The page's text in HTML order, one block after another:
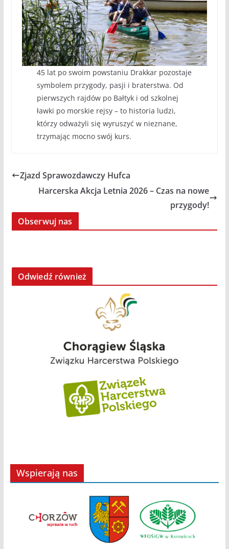
45 lat po swoim powstaniu Drakkar pozostaje
symbolem przygody, pasji i braterstwa. Od
pierwszych rajdów po Bałtyk i od szkolnej
ławki po morskie rejsy – to historia ludzi,
którzy odważyli się wyruszyć w nieznane,
trzymając mocno swój kurs.
Zjazd Sprawozdawczy Hufca
Harcerska Akcja Letnia 2026 – Czas na nowe
przygody!
Obserwuj nas
Odwiedź również
Wspierają nas